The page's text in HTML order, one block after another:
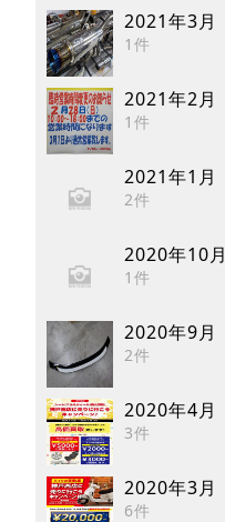
2021年3月
1件
2021年2月
1件
2021年1月
2件
2020年10月
1件
2020年9月
2件
2020年4月
3件
2020年3月
6件